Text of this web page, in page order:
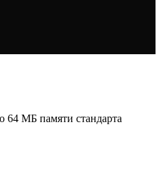
64 МБ памяти стандарта